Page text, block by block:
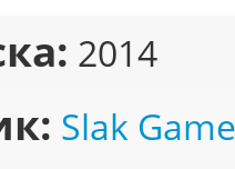
2014
Slak